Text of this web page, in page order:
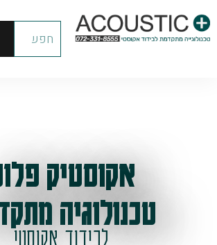
אקוסטיק
טכנולוגיה
לבידוד אקוסטי